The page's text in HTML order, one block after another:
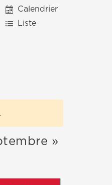
Navigation
de
Calendrier
Liste
»